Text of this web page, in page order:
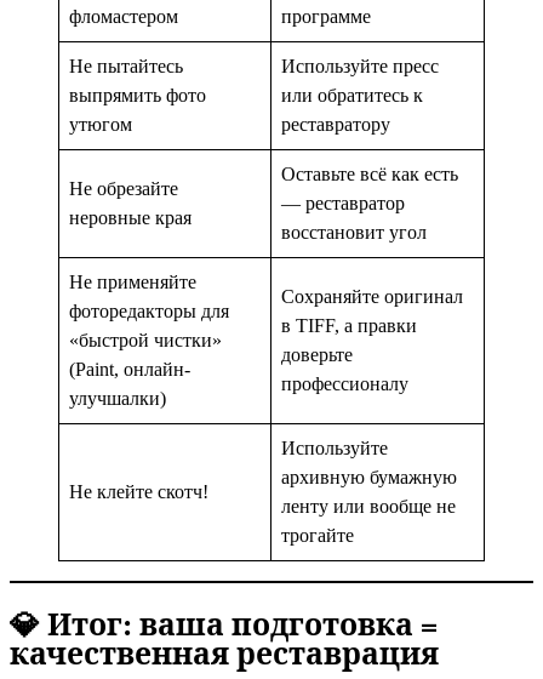
фломастером
программе
Не пытайтесь
выпрямить фото
утюгом
Используйте пресс
или обратитесь к
реставратору
Не обрезайте
неровные края
Оставьте всё как есть
— реставратор
восстановит угол
Не применяйте
фоторедакторы для
«быстрой чистки»
(Paint, онлайн-
улучшалки)
Сохраняйте оригинал
в TIFF, а правки
доверьте
профессионалу
Не клейте скотч!
Используйте
архивную бумажную
ленту или вообще не
трогайте
💎 Итог: ваша подготовка =
качественная реставрация